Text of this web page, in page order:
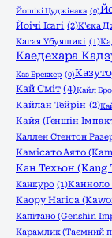
Йошікі Цуджінака (0)
Йоічі Ісагі (2)К'єка
Кагая Убуяшикі (1)
Каедехара
Каз Бреккер (0)
Кай Сміт (4)Кайл
Кайлан Тейрін (2)
Кайя (Ґеншін
Каллен Стентон
Камісато Аято
Кан Техьон (Kang
Канкуро (1)Канноло
Каору Наґіса
Капітано (Genshin
Карамлик (Таємний